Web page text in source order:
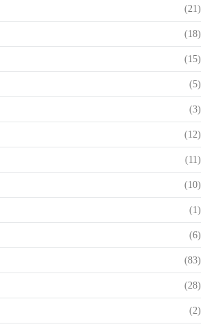
(21)
(18)
(15)
(5)
(3)
(12)
(11)
(10)
(1)
(6)
(83)
(28)
(2)